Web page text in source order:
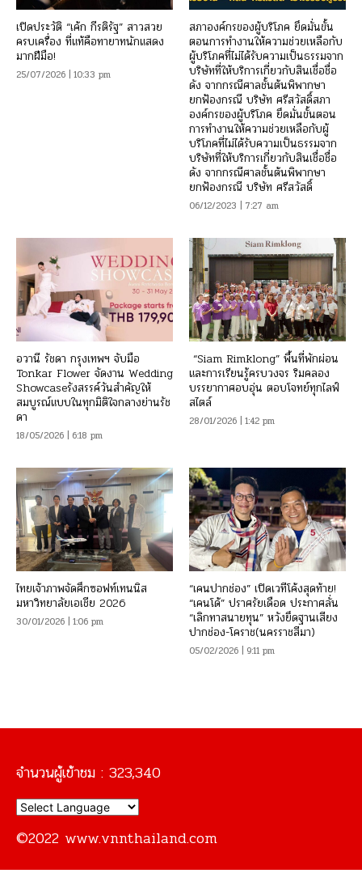
เปิดประวัติ “เค้ก กีรติรัฐ” สาวสวย
ครบเครื่อง ที่แท้คือทายาทนักแสดง
มากฝีมือ!
25/07/2026 | 10:33 pm
สภาองค์กรของผู้บริโภค ยึดมั่นขั้น
ตอนการทำงานให้ความช่วยเหลือกับ
ผู้บริโภคที่ไม่ได้รับความเป็นธรรมจาก
บริษัทที่ให้บริการเกี่ยวกับสินเชื่อชื่อ
ดัง จากกรณีศาลชั้นต้นพิพากษา
ยกฟ้องกรณี บริษัท ศรีสวัสดิ์สภา
องค์กรของผู้บริโภค ยึดมั่นขั้นตอน
การทำงานให้ความช่วยเหลือกับผู้
บริโภคที่ไม่ได้รับความเป็นธรรมจาก
บริษัทที่ให้บริการเกี่ยวกับสินเชื่อชื่อ
ดัง จากกรณีศาลชั้นต้นพิพากษา
ยกฟ้องกรณี บริษัท ศรีสวัสดิ์
06/12/2023 | 7:27 am
อวานี รัชดา กรุงเทพฯ จับมือ
Tonkar Flower จัดงาน Wedding
Showcaseรังสรรค์วันสำคัญให้
สมบูรณ์แบบในทุกมิติใจกลางย่านรัช
ดา
18/05/2026 | 6:18 pm
“Siam Rimklong” พื้นที่พักผ่อน
และการเรียนรู้ครบวงจร ริมคลอง
บรรยากาศอบอุ่น ตอบโจทย์ทุกไลฟ์
สไตล์
28/01/2026 | 1:42 pm
ไทยเจ้าภาพจัดศึกซอฟท์เทนนิส
มหาวิทยาลัยเอเชีย 2026
30/01/2026 | 1:06 pm
“เคนปากช่อง” เปิดเวทีโค้งสุดท้าย!
“เคนโด้” ปราศรัยเดือด ประกาศลั่น
“เลิกทาสนายทุน” หวังยึดฐานเสียง
ปากช่อง-โคราช(นครราชสีมา)
05/02/2026 | 9:11 pm
จำนวนผู้เข้าชม : 323,340
©2022 www.vnnthailand.com